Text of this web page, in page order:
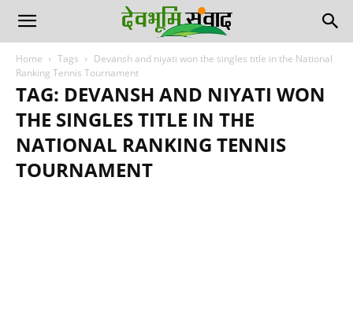
Home Tags
Devansh and niyati won the singles title in the National
Ranking Tennis Tournament
TAG: DEVANSH AND NIYATI WON
THE SINGLES TITLE IN THE
NATIONAL RANKING TENNIS
TOURNAMENT